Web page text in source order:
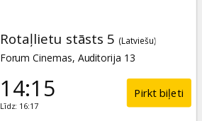
Rotaļlietu stāsts 5 (Latviešu)
Forum Cinemas, Auditorija 13
14:15
Līdz: 16:17
Pirkt biļeti